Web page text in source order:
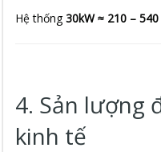
Hệ thống30kW ≈ 210 –
4. Sản lượng
kinh tế